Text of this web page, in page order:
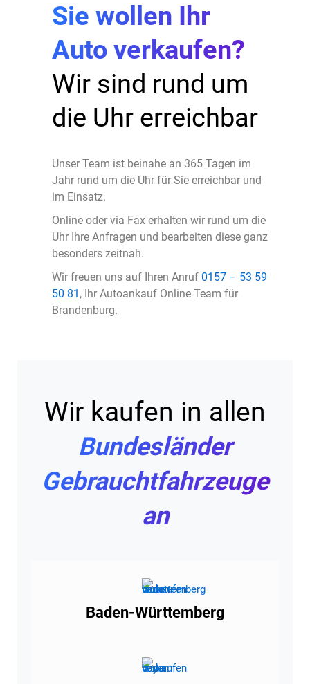
Sie wollen Ihr
Auto verkaufen?
Wir sind rund um
die Uhr erreichbar
Unser Team ist beinahe an 365 Tagen im
Jahr rund um die Uhr für Sie erreichbar und
im Einsatz.
Online oder via Fax erhalten wir rund um die
Uhr Ihre Anfragen und bearbeiten diese ganz
besonders zeitnah.
Wir freuen uns auf Ihren Anruf 0157 – 53 59
50 81 , Ihr Autoankauf Online Team für
Brandenburg.
Wir kaufen in allen
Bundesländer
Gebrauchtfahrzeuge
an
Baden-Württemberg